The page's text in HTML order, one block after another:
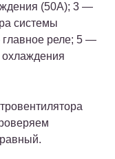
(50А); 3 —
системы
главное реле; 5 —
охлаждения